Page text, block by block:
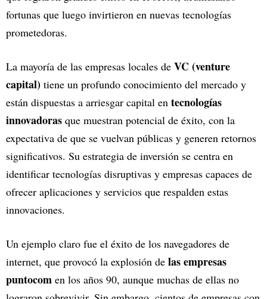
fortunas que luego invirtieron en nuevas tecnologías
prometedoras.
La mayoría de las empresas locales de VC (venture
capital) tiene un profundo conocimiento del mercado y
están dispuestas a arriesgar capital en tecnologías
innovadoras que muestran potencial de éxito, con la
expectativa de que se vuelvan públicas y generen retornos
significativos. Su estrategia de inversión se centra en
identificar tecnologías disruptivas y empresas capaces de
ofrecer aplicaciones y servicios que respalden estas
innovaciones.
Un ejemplo claro fue el éxito de los navegadores de
internet, que provocó la explosión de las empresas
puntocom en los años 90, aunque muchas de ellas no